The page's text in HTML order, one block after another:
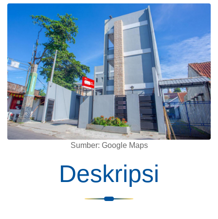
Sumber: Google Maps
Deskripsi